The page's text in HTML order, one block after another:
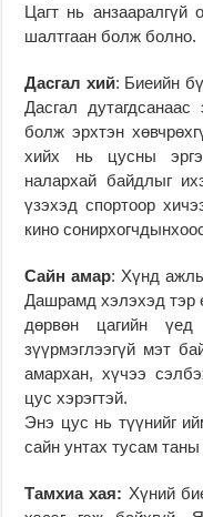
Цагт нь анзааралгүй
шалтгаан болж болно.
Дасгал хий: Биеийн
Дасгал
болж эрхтэн
хийх нь цусны
налархай байдлыг
үзэхэд спортоор
кино
Сайн амар: Хүнд
Дашрамд хэлэхэд тэр
дөрвөн цагийн
зүүрмэглээгүй мэт
амархан, хүчээ
цус хэрэгтэй.
Энэ цус нь түүнийг
сайн унтах тусам
Тамхиа хая: Хүний